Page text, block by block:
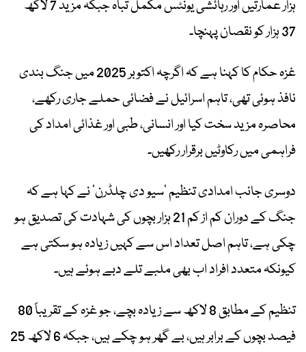
ہزار عمارتیں اور رہائشی یونٹس مکمل تباہ جبکہ مزید 7 لاکھ
37 ہزار کو نقصان پہنچا۔
غزہ حکام کا کہنا ہے کہ اگرچہ اکتوبر 2025 میں جنگ بندی
نافذ ہوئی تھی، تاہم اسرائیل نے فضائی حملے جاری رکھے،
محاصرہ مزید سخت کیا اور انسانی، طبی اور غذائی امداد کی
فراہمی میں رکاوٹیں برقرار رکھیں۔
دوسری جانب امدادی تنظیم ’سیو دی چلڈرن‘ نے کہا ہے کہ
جنگ کے دوران کم از کم 21 ہزار بچوں کی شہادت کی تصدیق ہو
چکی ہے، تاہم اصل تعداد اس سے کہیں زیادہ ہو سکتی ہے
کیونکہ متعدد افراد اب بھی ملبے تلے دبے ہوئے ہیں۔
تنظیم کے مطابق 8 لاکھ سے زیادہ بچے، جو غزہ کے تقریباً 80
فیصد بچوں کے برابر ہیں، بے گھر ہو چکے ہیں، جبکہ 6 لاکھ 25